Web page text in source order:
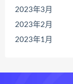
2023年3月
2023年2月
2023年1月